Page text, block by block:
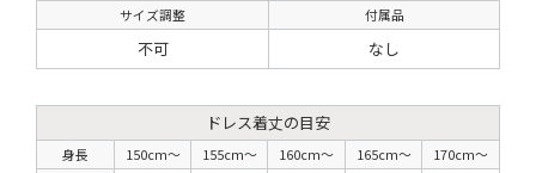
サイズ調整 付属品
不可 なし
ドレス着丈の目安
身長 150cm〜 155cm〜 160cm〜 165cm〜
170cm〜